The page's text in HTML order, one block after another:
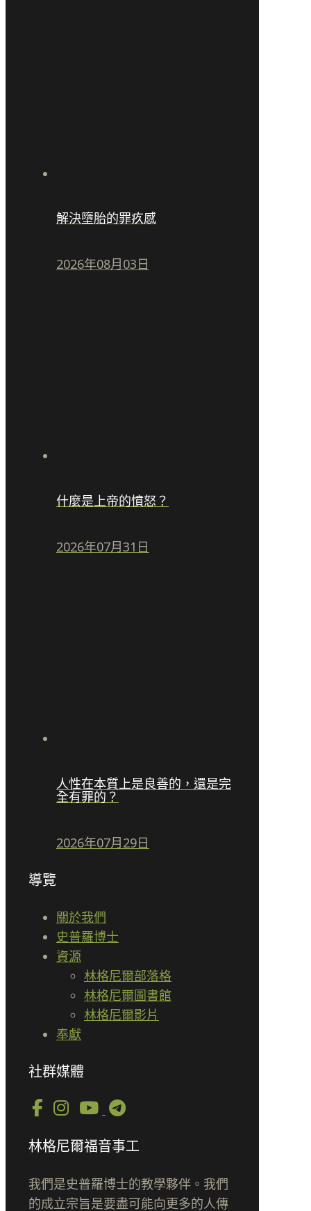
解決墮胎的罪疚感
2026年08月03日
什麼是上帝的憤怒？
2026年07月31日
人性在本質上是良善的，還是完
全有罪的？
2026年07月29日
導覽
關於我們
史普羅博士
資源
林格尼爾部落格
林格尼爾圖書館
林格尼爾影片
奉獻
社群媒體
林格尼爾福音事工
我們是史普羅博士的教學夥伴。我們
的成立宗旨是要盡可能向更多的人傳